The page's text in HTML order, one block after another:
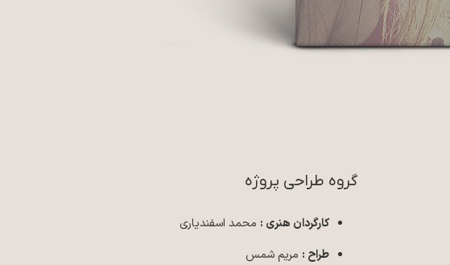
گروه طراحی پروژه
کارگردان هنری : محمد اسفندیاری
طراح : مریم شمس